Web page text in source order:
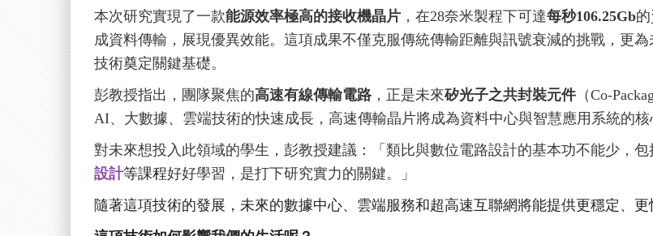
本次研究實現了一款能源效率極高的接收機晶片 ，在28奈米製程下可達每秒106.25Gb
成資料傳輸，展現優異效能。這項成果不僅克服傳統傳輸距離與訊號衰減的挑戰，更為
技術奠定關鍵基礎。
彭教授指出，團隊聚焦的高速有線傳輸電路 ，正是未來矽光子之共封裝元件 （Co-
AI、大數據、雲端技術的快速成長，高速傳輸晶片將成為資料中心與智慧應用系統的核
對未來想投入此領域的學生，彭教授建議：「類比與數位電路設計的基本功不能少，包
設計等課程好好學習 ，是打下研究實力的關鍵。」
隨著這項技術的發展，未來的數據中心、雲端服務和超高速互聯網將能提供更穩定、更